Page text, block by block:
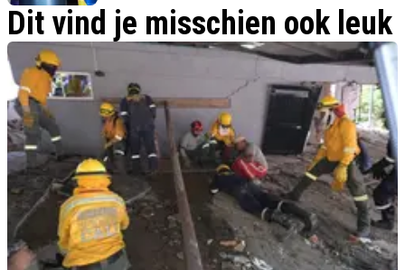
Dit vind je misschien ook leuk